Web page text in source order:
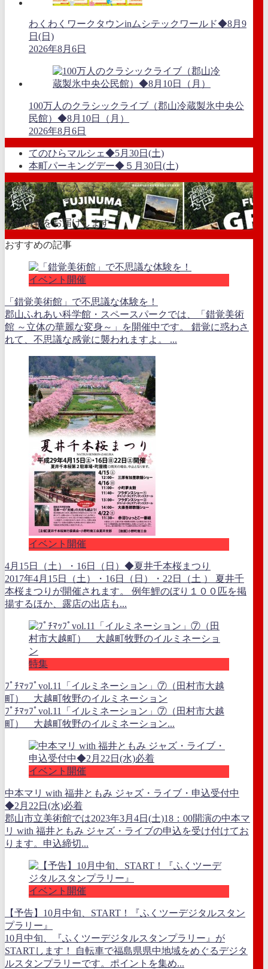
わくわくワークタウンinムシテックワールド◆8月9
日(日)
2026年8月6日
100万人のクラシックライブ（郡山冷蔵製氷中央公
民館）◆8月10日（月）
2026年8月6日
てのひらマルシェ◆5月30日(土)
本町パーキングデー◆５月30日(土)
この記事が気に入ったら
フォローしよう
最新情報をお届けします
おすすめの記事
イベント開催
「錯覚美術館」で不思議な体験を！
郡山ふれあい科学館・スペースパークでは、「錯覚美術
館 ～立体の華麗な変身～」を開催中です。 錯覚に惑わさ
れて、不思議な感覚に襲われますよ。 ...
イベント開催
4月15日（土）・16日（日）◆夏井千本桜まつり
2017年4月15日（土）・16日（日）・22日（土 ） 夏井千
本桜まつりが開催されます。 例年鯉のぼり１００匹を掲
揚するほか、露店の出店も...
特集
ﾌﾟﾁﾏｯﾌﾟvol.11「イルミネーション」⑦（田村市大越
町） 大越町牧野のイルミネーション
ﾌﾟﾁﾏｯﾌﾟvol.11「イルミネーション」⑦（田村市大越
町） 大越町牧野のイルミネーション...
イベント開催
中本マリ with 福井ともみ ジャズ・ライブ・申込受付中
◆2月22日(水)必着
郡山市立美術館では2023年3月4日(土)18：00開演の中本マ
リ with 福井ともみ ジャズ・ライブの申込を受け付けてお
ります。申込締切...
イベント開催
【予告】10月中旬、START！『ふくツーデジタルスタン
プラリー』
10月中旬、『ふくツーデジタルスタンプラリー』が
STARTします！ 自転車で福島県県中地域をめぐるデジタ
ルスタンプラリーです。ポイントを集め...